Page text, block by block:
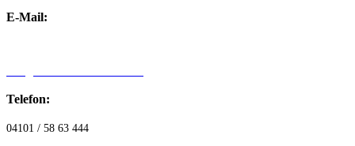
E-Mail:
Telefon:
04101 / 58 63 444